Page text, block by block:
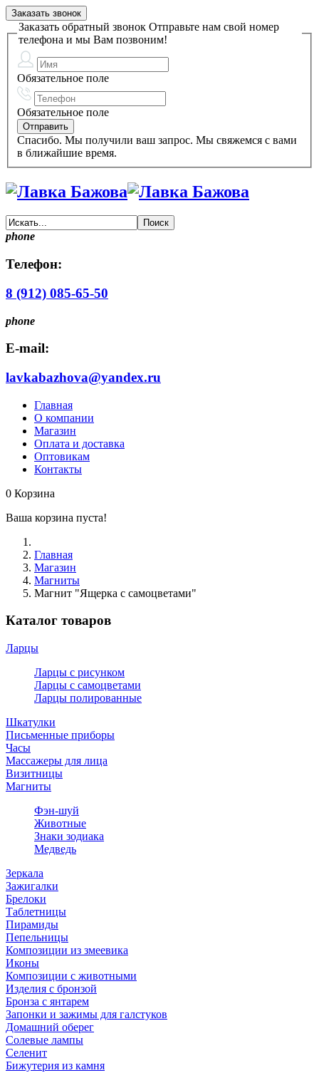
Заказать звонок
Заказать обратный звонок Отправьте нам свой номер
телефона и мы Вам позвоним!
Обязательное поле
Обязательное поле
Спасибо. Мы получили ваш запрос. Мы свяжемся с вами
в ближайшие время.
phone
Телефон:
8 (912) 085-65-50
phone
E-mail:
lavkabazhova@yandex.ru
Главная
О компании
Магазин
Оплата и доставка
Оптовикам
Контакты
0 Корзина
Ваша корзина пуста!
Главная
Магазин
Магниты
Магнит "Ящерка с самоцветами"
Каталог товаров
Ларцы
Ларцы с рисунком
Ларцы с самоцветами
Ларцы полированные
Шкатулки
Письменные приборы
Часы
Массажеры для лица
Визитницы
Магниты
Фэн-шуй
Животные
Знаки зодиака
Медведь
Зеркала
Зажигалки
Брелоки
Таблетницы
Пирамиды
Пепельницы
Композиции из змеевика
Иконы
Композиции с животными
Изделия с бронзой
Бронза с янтарем
Запонки и зажимы для галстуков
Домашний оберег
Солевые лампы
Селенит
Бижутерия из камня